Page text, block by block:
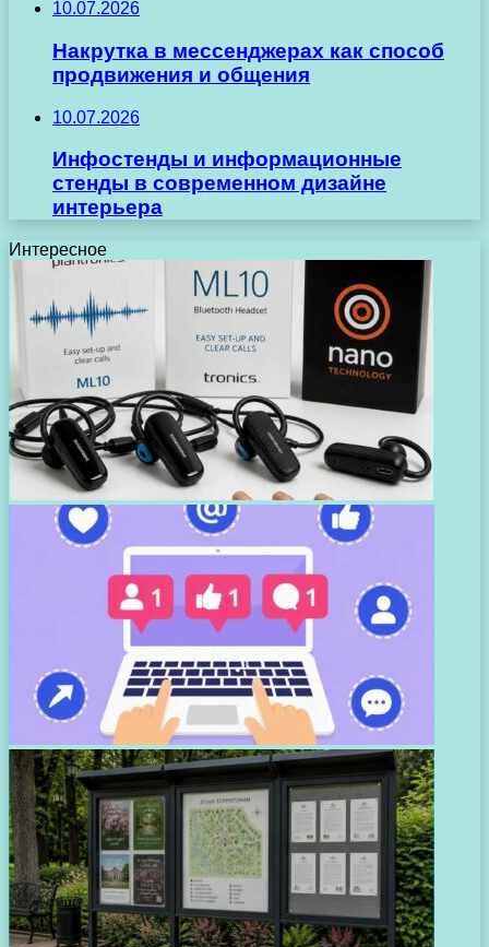
10.07.2026
Накрутка в мессенджерах как способ
продвижения и общения
10.07.2026
Инфостенды и информационные
стенды в современном дизайне
интерьера
Интересное